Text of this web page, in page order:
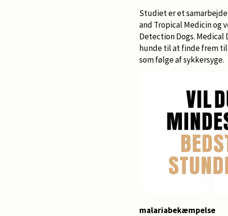
Studiet er et
and Tropical Medicin og
Detection Dogs.
hunde til at finde frem
som følge af sykkersyge.
malariabekæmpelse